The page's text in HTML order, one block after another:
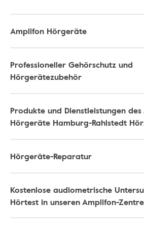
Amplifon Hörgeräte
Professioneller Gehörschutz und
Hörgerätezubehör
Produkte und Dienstleistungen
Hörgeräte Hamburg-Rahlstedt
Hörgeräte-Reparatur
Kostenlose audiometrische
Hörtest in unseren Amplifon-